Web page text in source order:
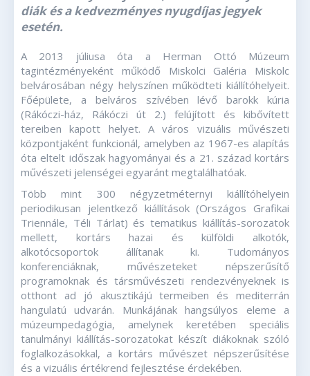
diák és a kedvezményes nyugdíjas jegyek
esetén.
A 2013 júliusa óta a Herman Ottó Múzeum
tagintézményeként működő Miskolci Galéria Miskolc
belvárosában négy helyszínen működteti kiállítóhelyeit.
Főépülete, a belváros szívében lévő barokk kúria
(Rákóczi-ház, Rákóczi út 2.) felújított és kibővített
tereiben kapott helyet. A város vizuális művészeti
központjaként funkcionál, amelyben az 1967-es alapítás
óta eltelt időszak hagyományai és a 21. század kortárs
művészeti jelenségei egyaránt megtalálhatóak.
Több mint 300 négyzetméternyi kiállítóhelyein
periodikusan jelentkező kiállítások (Országos Grafikai
Triennále, Téli Tárlat) és tematikus kiállítás-sorozatok
mellett, kortárs hazai és külföldi alkotók,
alkotócsoportok állítanak ki. Tudományos
konferenciáknak, művészeteket népszerűsítő
programoknak és társművészeti rendezvényeknek is
otthont ad jó akusztikájú termeiben és mediterrán
hangulatú udvarán. Munkájának hangsúlyos eleme a
múzeumpedagógia, amelynek keretében speciális
tanulmányi kiállítás-sorozatokat készít diákoknak szóló
foglalkozásokkal, a kortárs művészet népszerűsítése
és a vizuális értékrend fejlesztése érdekében.